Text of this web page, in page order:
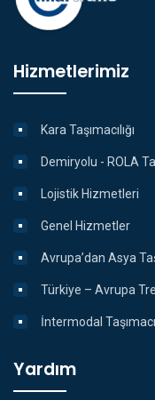
Hizmetlerimiz
Kara Taşımacılığı
Demiryolu - ROLA
Lojistik Hizmetleri
Genel Hizmetler
Avrupa’dan Asya
Türkiye – Avrupa
İntermodal
Yardım